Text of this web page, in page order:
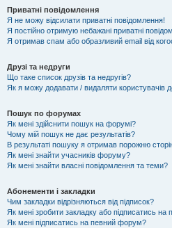
Приватні повідомлення
Я не можу відсилати приватні повідомлення!
Я постійно отримую небажані приватні
Я отримав спам або образливий email від
Друзі та недруги
Що таке список друзів та недругів?
Як я можу додавати / видаляти користувачів
Пошук по форумах
Як мені здійснити пошук на форумі?
Чому мій пошук не дає результатів?
В результаті пошуку я отримав порожню
Як мені знайти учасників форуму?
Як мені знайти власні повідомлення та теми?
Абонементи і закладки
Чим закладки відрізняються від підписок?
Як мені зробити закладку або підписатись на
Як мені підписатись на певний форум?